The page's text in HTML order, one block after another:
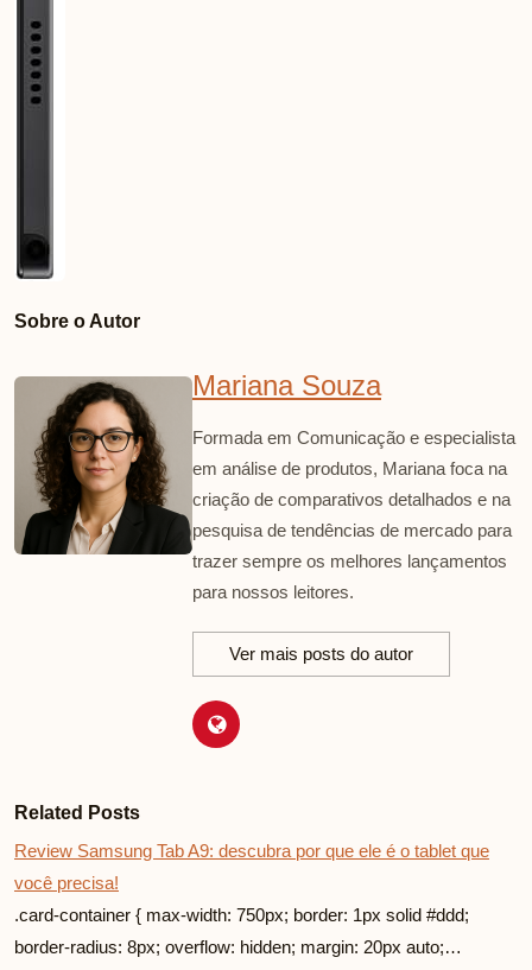
Sobre o Autor
Mariana Souza
Formada em Comunicação e especialista
em análise de produtos, Mariana foca na
criação de comparativos detalhados e na
pesquisa de tendências de mercado para
trazer sempre os melhores lançamentos
para nossos leitores.
Ver mais posts do autor
Related Posts
Review Samsung Tab A9: descubra por que ele é o tablet que
você precisa!
.card-container { max-width: 750px; border: 1px solid #ddd;
border-radius: 8px; overflow: hidden; margin: 20px auto;…